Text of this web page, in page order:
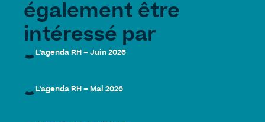
également être
intéressé par
L’agenda RH – Juin 2026
L’agenda RH – Mai 2026